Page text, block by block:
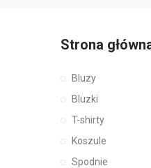
Strona
Bluzy
Bluzki
T-shirty
Koszule
Spodnie